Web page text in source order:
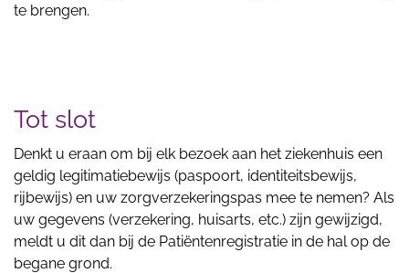
te brengen.
Tot slot
Denkt u eraan om bij elk bezoek aan het ziekenhuis een
geldig legitimatiebewijs (paspoort, identiteitsbewijs,
rijbewijs) en uw zorgverzekeringspas mee te nemen? Als
uw gegevens (verzekering, huisarts, etc.) zijn gewijzigd,
meldt u dit dan bij de Patiëntenregistratie in de hal op de
begane grond.